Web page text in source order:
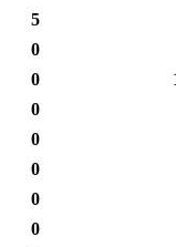
5
0
0
0
0
0
0
0